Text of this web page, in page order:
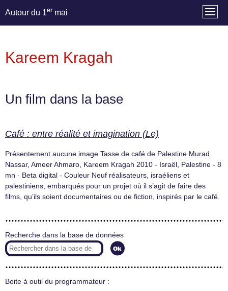
Autour du 1er mai
Kareem Kragah
Un film dans la base
Café : entre réalité et imagination (Le)
Présentement aucune image Tasse de café de Palestine Murad
Nassar, Ameer Ahmaro, Kareem Kragah 2010 - Israël, Palestine - 8
mn - Beta digital - Couleur Neuf réalisateurs, israéliens et
palestiniens, embarqués pour un projet où il s’agit de faire des
films, qu’ils soient documentaires ou de fiction, inspirés par le café.
Recherche dans la base de données
Boite à outil du programmateur :